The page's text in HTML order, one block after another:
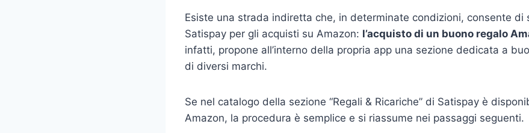
Esiste una strada indiretta che, in determinate condizioni, consente di
Satispay per gli acquisti su Amazon: l’acquisto di un buono regalo
infatti, propone all’interno della propria app una sezione dedicata a
di diversi marchi.
Se nel catalogo della sezione “Regali & Ricariche” di Satispay è
Amazon, la procedura è semplice e si riassume nei passaggi seguenti.